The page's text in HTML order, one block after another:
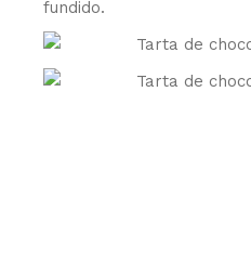
fundido.